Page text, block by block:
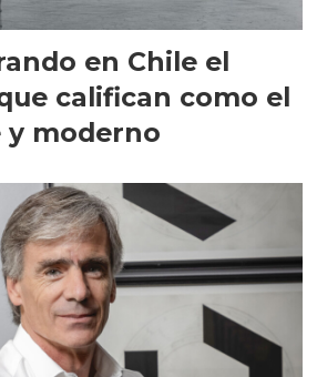
en Chile el
califican como el
y moderno